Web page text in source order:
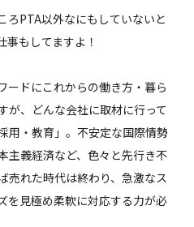
ろPTA以外なにもしていないと
もしてますよ！
ドにこれからの働き方・暮ら
が、どんな会社に取材に行って
用・教育」。不安定な国際情勢
主義経済など、色々と先行き不
売れた時代は終わり、急激なス
を見極め柔軟に対応する力が必